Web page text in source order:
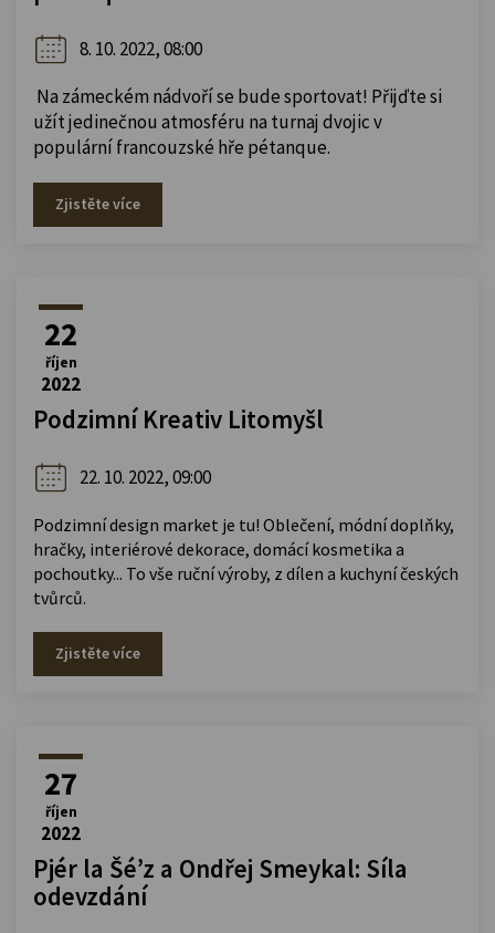
8. 10. 2022, 08:00
Na zámeckém nádvoří se bude sportovat! Přijďte si
užít jedinečnou atmosféru na turnaj dvojic v
populární francouzské hře pétanque.
Zjistěte více
22
říjen
2022
Podzimní Kreativ Litomyšl
22. 10. 2022, 09:00
Podzimní design market je tu! Oblečení, módní doplňky,
hračky, interiérové dekorace, domácí kosmetika a
pochoutky... To vše ruční výroby, z dílen a kuchyní českých
tvůrců.
Zjistěte více
27
říjen
2022
Pjér la Šé’z a Ondřej Smeykal: Síla
odevzdání